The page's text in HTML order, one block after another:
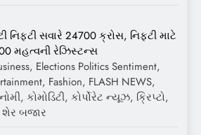
નિફ્ટી સવારે 24700 ક્રોસ, નિફ્ટી માટે
મહત્વની રેઝિસ્ટન્સ
Elections Politics Sentiment,
Fashion, FLASH NEWS,
કોમોડિટી, કોર્પોરેટ ન્યૂઝ, ક્રિપ્ટો,
શેર બજાર